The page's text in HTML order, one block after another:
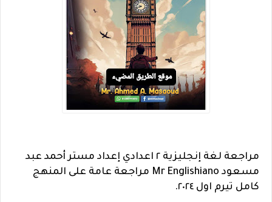
مراجعة لغة إنجليزية ٢ اعدادي إعداد مستر أحمد عبد
مسعود Mr Englishiano مراجعة عامة على المنهج
كامل تيرم اول ٢٠٢٤.